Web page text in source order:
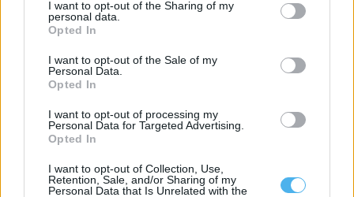
I want to opt-out of the Sharing of my
personal data.
Opted In
I want to opt-out of the Sale of my
Personal Data.
Opted In
I want to opt-out of processing my
Personal Data for Targeted Advertising.
Opted In
I want to opt-out of Collection, Use,
Retention, Sale, and/or Sharing of my
Personal Data that Is Unrelated with the
Festas do Povo 2026: GNR reforça segurança em Campo Maior
operação de segurança...
7 Agosto, 2026 - 17:21